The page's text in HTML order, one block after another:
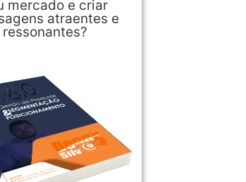
mercado e criar
atraentes e
ressonantes?